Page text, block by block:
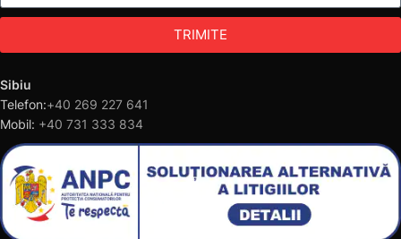
TRIMITE
Sibiu
Telefon:+40 269 227 641
Mobil: +40 731 333 834